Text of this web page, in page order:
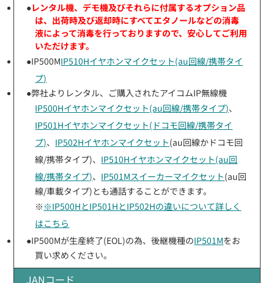
●レンタル機、デモ機及びそれらに付属するオプション品
は、出荷時及び返却時にすべてエタノールなどの消毒
液によって消毒を行っておりますので、安心してご利用
いただけます。
●IP500MIP510Hイヤホンマイクセット(au回線/携帯タイ
プ)
●弊社よりレンタル、ご購入されたアイコムIP無線機
IP500Hイヤホンマイクセット(au回線/携帯タイプ)、
IP501Hイヤホンマイクセット(ドコモ回線/携帯タイ
プ)、 IP502Hイヤホンマイクセット(au回線かドコモ回
線/携帯タイプ)、 IP510Hイヤホンマイクセット(au回
線/携帯タイプ)、 IP501Mスイーカーマイクセット(au回
線/車載タイプ)とも通話することができます。
※ ※IP500HとIP501HとIP502Hの違いについて詳しく
はこちら
●IP500Mが生産終了(EOL)の為、後継機種のIP501Mをお
買い求めください。
JANコード